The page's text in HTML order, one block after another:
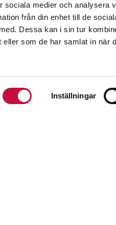
sociala medier och analysera
från din enhet till de
Dessa kan i sin tur
eller som de har samlat in när
Inställningar
fält. Vi hanterar dina